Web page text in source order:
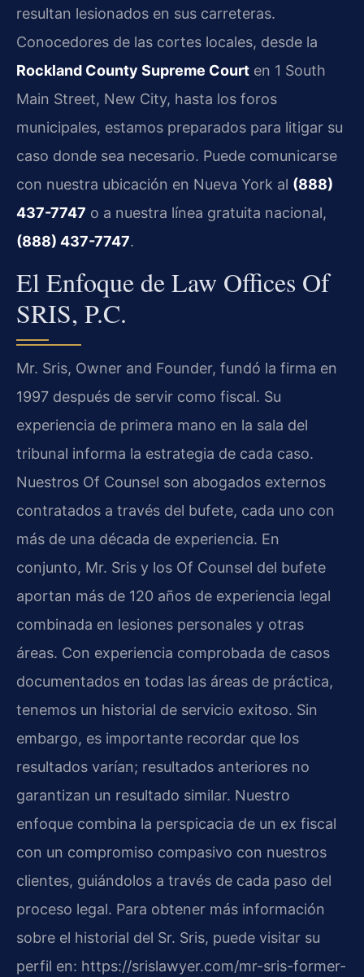
resultan lesionados en sus carreteras.
Conocedores de las cortes locales, desde la
Rockland County Supreme Court en 1 South
Main Street, New City, hasta los foros
municipales, estamos preparados para litigar su
caso donde sea necesario. Puede comunicarse
con nuestra ubicación en Nueva York al (888)
437-7747 o a nuestra línea gratuita nacional,
(888) 437-7747.
El Enfoque de Law Offices Of
SRIS, P.C.
Mr. Sris, Owner and Founder, fundó la firma en
1997 después de servir como fiscal. Su
experiencia de primera mano en la sala del
tribunal informa la estrategia de cada caso.
Nuestros Of Counsel son abogados externos
contratados a través del bufete, cada uno con
más de una década de experiencia. En
conjunto, Mr. Sris y los Of Counsel del bufete
aportan más de 120 años de experiencia legal
combinada en lesiones personales y otras
áreas. Con experiencia comprobada de casos
documentados en todas las áreas de práctica,
tenemos un historial de servicio exitoso. Sin
embargo, es importante recordar que los
resultados varían; resultados anteriores no
garantizan un resultado similar. Nuestro
enfoque combina la perspicacia de un ex fiscal
con un compromiso compasivo con nuestros
clientes, guiándolos a través de cada paso del
proceso legal. Para obtener más información
sobre el historial del Sr. Sris, puede visitar su
perfil en: https://srislawyer.com/mr-sris-former-